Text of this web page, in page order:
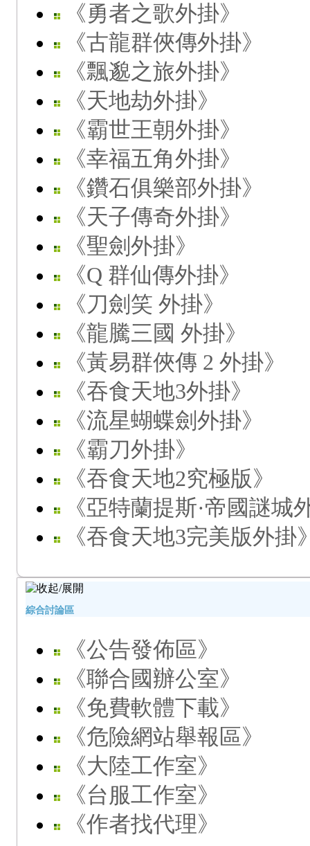
《勇者之歌外掛》
《古龍群俠傳外掛》
《飄邈之旅外掛》
《天地劫外掛》
《霸世王朝外掛》
《幸福五角外掛》
《鑽石俱樂部外掛》
《天子傳奇外掛》
《聖劍外掛》
《Q 群仙傳外掛》
《刀劍笑 外掛》
《龍騰三國 外掛》
《黃易群俠傳 2 外掛》
《吞食天地3外掛》
《流星蝴蝶劍外掛》
《霸刀外掛》
《吞食天地2究極版》
《亞特蘭提斯·帝國謎城
《吞食天地3完美版外掛
綜合討論區
《公告發佈區》
《聯合國辦公室》
《免費軟體下載》
《危險網站舉報區》
《大陸工作室》
《台服工作室》
《作者找代理》